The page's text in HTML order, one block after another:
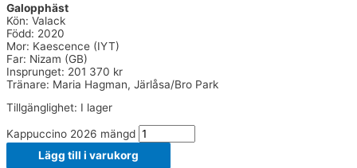
Galopphäst
Kön: Valack
Född: 2020
Mor: Kaescence (IYT)
Far: Nizam (GB)
Insprunget: 201 370 kr
Tränare: Maria Hagman, Järlåsa/Bro Park
Tillgänglighet: I lager
Kappuccino 2026 mängd
Lägg till i varukorg